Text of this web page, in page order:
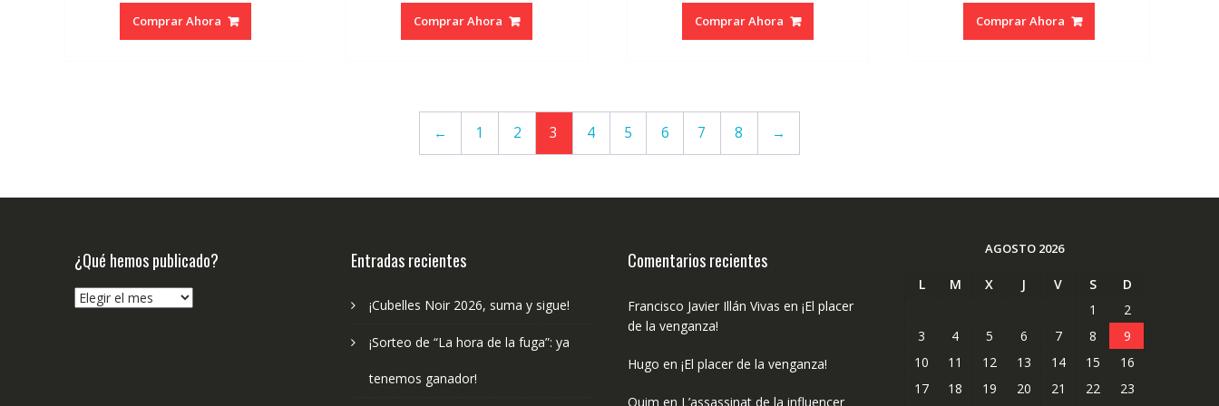
original
era:
actual
es:
Comprar Ahora
original
era:
actual
es:
Comprar Ahora
original
era:
actual
es:
Comprar Ahora
original
era:
actual
es:
Comprar Ahora
← 1 2 3 4 5 6 7 8 →
¿Qué hemos publicado?
¿Qué
Entradas recientes
¡Cubelles Noir 2026, suma y sigue!
¡Sorteo de “La hora de la fuga”: ya
tenemos ganador!
Comentarios recientes
Francisco Javier Illán Vivas en ¡El placer
de la venganza!
Hugo en ¡El placer de la venganza!
Quim en L’assassinat de la influencer
AGOSTO 2026
L M X J V S
D
1
2
3
4 5 6 7 8
9
10
11 12 13 14 15
16
17
18 19 20 21 22
23